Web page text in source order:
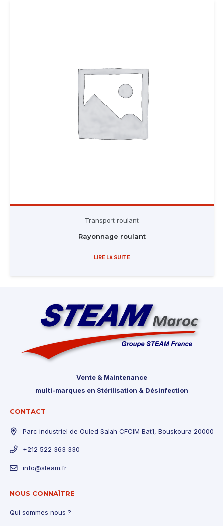
Transport roulant
Rayonnage roulant
LIRE LA SUITE
Vente & Maintenance
multi-marques en Stérilisation & Désinfection
CONTACT
Parc industriel de Ouled Salah CFCIM Bat1, Bouskoura 20000
+212 522 363 330
info@steam.fr
NOUS CONNAÎTRE
Qui sommes nous ?